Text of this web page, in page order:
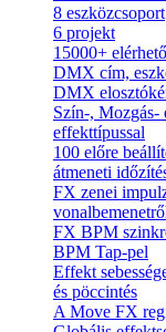
8 eszközcsoport
6 projekt
15000+
DMX cím,
DMX
Szín-, Mozgás-
effekttípussal
100 előre
átmeneti
FX zenei
FX BPM
BPM Tap-pel
Effekt
és pöccintés
A Move FX